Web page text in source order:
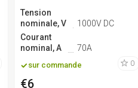
Tension
nominale, V
1000V DC
Courant
nominal, A
70A
sur commande 0
€6